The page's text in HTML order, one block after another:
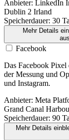
Anbieter: LinkedIn
Dublin 2 Irland
Speicherdauer: 30
Mehr Details
Facebook
Das Facebook Pixel
der Messung und
und Instagram.
Anbieter: Meta
Grand Canal
Speicherdauer: 90
Mehr Details